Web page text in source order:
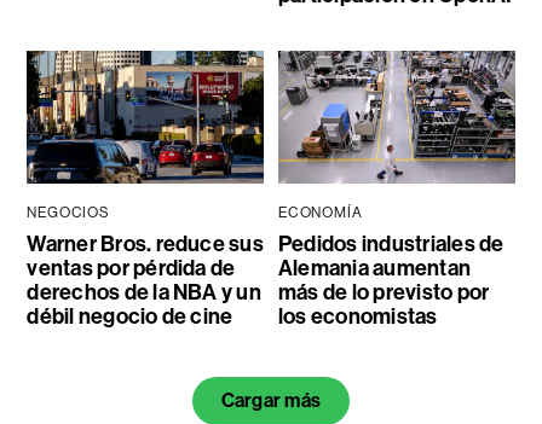
NEGOCIOS
Warner Bros. reduce sus
ventas por pérdida de
derechos de la NBA y un
débil negocio de cine
ECONOMÍA
Pedidos industriales de
Alemania aumentan
más de lo previsto por
los economistas
Cargar más